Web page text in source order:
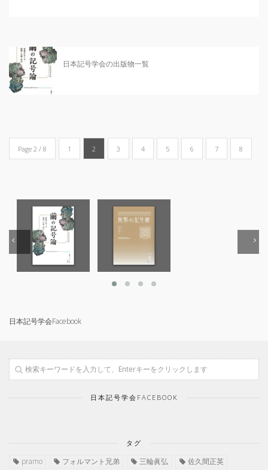
日本記号学会の出版物一覧
Page 2 / 8 1 2 3 4 5 6 7 8
日本記号学会Facebook
日本記号学会FACEBOOK
タグ
pramo フォルマント兄弟 三輪眞弘
佐久間正英